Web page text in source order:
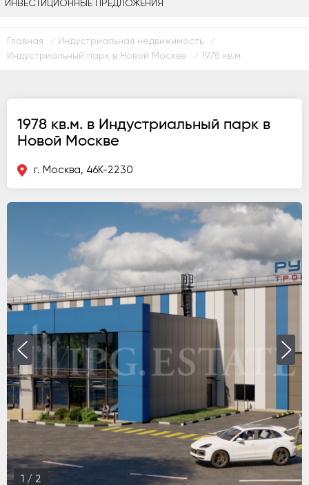
ИНВЕСТИЦИОННЫЕ ПРЕДЛОЖЕНИЯ
Главная / Индустриальная недвижимость /
Индустриальный парк в Новой Москве / 1978 кв.м.
1978 кв.м. в Индустриальный парк в
Новой Москве
г. Москва, 46К-2230
1 / 2